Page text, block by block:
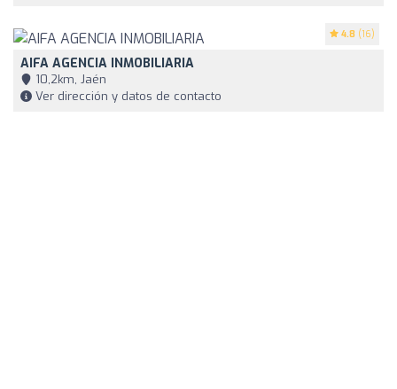
4.8 (16)
AIFA AGENCIA INMOBILIARIA
10,2km, Jaén
Ver dirección y datos de contacto